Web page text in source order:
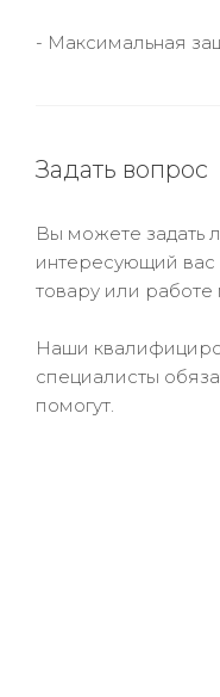
- Максимальная
Задать вопрос
Вы можете задать
интересующий
товару или работе
Наши
специалисты
помогут.